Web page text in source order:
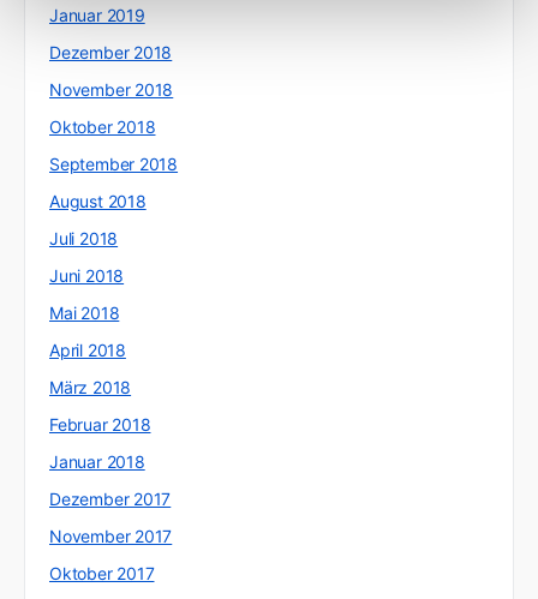
Januar 2019
Dezember 2018
November 2018
Oktober 2018
September 2018
August 2018
Juli 2018
Juni 2018
Mai 2018
April 2018
März 2018
Februar 2018
Januar 2018
Dezember 2017
November 2017
Oktober 2017